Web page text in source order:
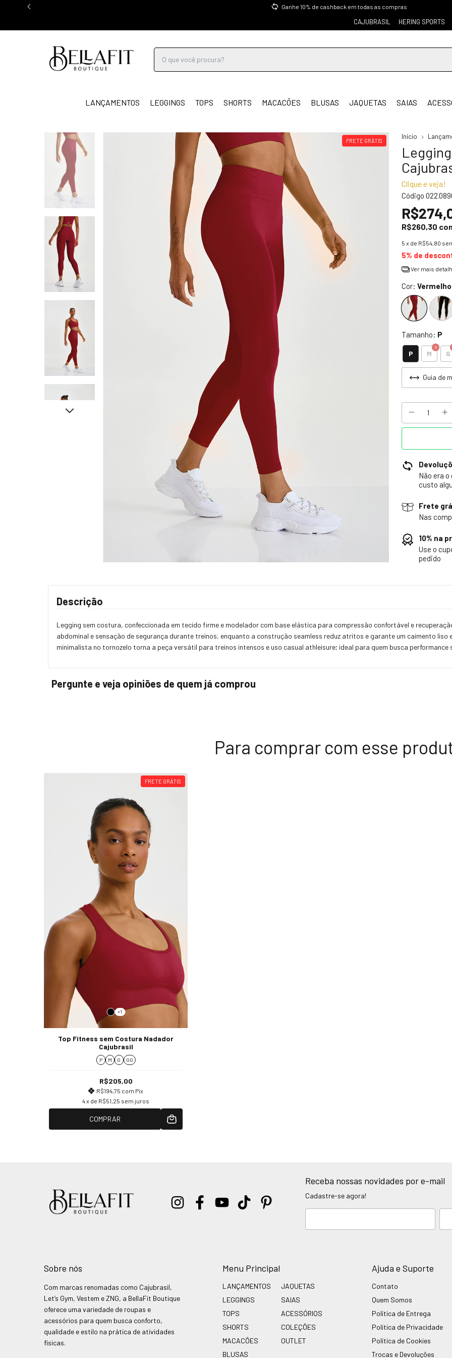
Ganhe 10% de cashback em todas as compras
CAJUBRASIL HERING SPORTS
LANÇAMENTOS LEGGINGS TOPS SHORTS MACACÕES BLUSAS JAQUETAS SAIAS
FRETE GRÁTIS
Início
Clique e veja!
Código
R$260,30
5 x de R$54,80
5% de
Ver mais
Cor:
Tamanho: P
P M G
Guia de
Não era
custo
Frete
Nas
10% na
Use o
pedido
Descrição
Legging sem costura, confeccionada em tecido firme e modelador com base elástica para compressão confortável e
abdominal e sensação de segurança durante treinos, enquanto a construção seamless reduz atritos e garante um caimento liso
minimalista no tornozelo torna a peça versátil para treinos intensos e uso casual athleisure; ideal para quem busca performance
Pergunte e veja opiniões de quem já comprou
Para comprar com esse
FRETE GRÁTIS
+1
Top Fitness sem Costura Nadador
Cajubrasil
P M G GG
R$205,00
R$194,75 com Pix
4x de R$51,25 sem juros
COMPRAR
Receba nossas novidades por e-mail
Cadastre-se agora!
Sobre nós
Com marcas renomadas como Cajubrasil,
Let’s Gym, Vestem e ZNG, a BellaFit Boutique
oferece uma variedade de roupas e
acessórios para quem busca conforto,
qualidade e estilo na prática de atividades
físicas.
Menu Principal
LANÇAMENTOS
LEGGINGS
TOPS
SHORTS
MACACÕES
BLUSAS
JAQUETAS
SAIAS
ACESSÓRIOS
COLEÇÕES
OUTLET
Ajuda e Suporte
Contato
Quem Somos
Política de Entrega
Política de Privacidade
Política de Cookies
Trocas e Devoluções